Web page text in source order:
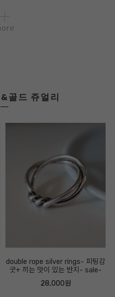
골드 쥬얼리
double rope silver rings- 피팅감
굿+ 끼는 맛이 있는 반지- sale-
28,000원